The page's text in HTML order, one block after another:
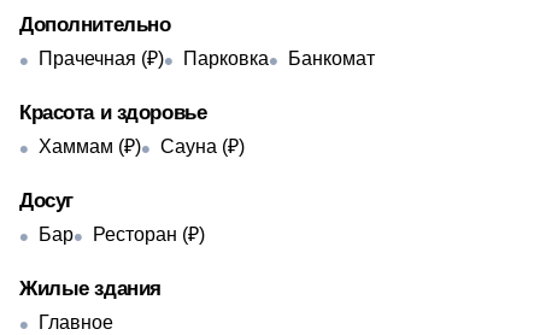
Дополнительно
Прачечная (₽) Парковка Банкомат
Красота и здоровье
Хаммам (₽) Сауна (₽)
Досуг
Бар Ресторан (₽)
Жилые здания
Главное